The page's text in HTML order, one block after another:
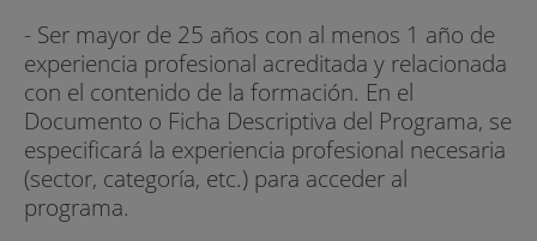
- Ser mayor de 25 años con al menos 1 año de
experiencia profesional acreditada y relacionada
con el contenido de la formación. En el
Documento o Ficha Descriptiva del Programa, se
especificará la experiencia profesional necesaria
(sector, categoría, etc.) para acceder al
programa.